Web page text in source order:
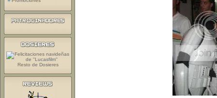
Resto de Dosieres